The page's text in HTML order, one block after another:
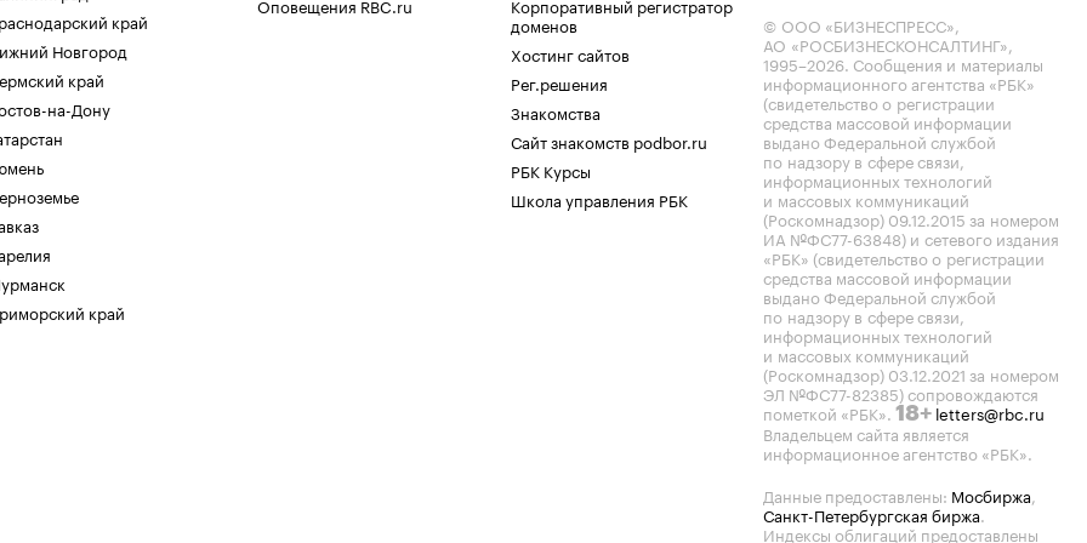
край
Новгород
край
на-Дону
край
Оповещения RBC.ru
Корпоративный регистратор
доменов
Хостинг сайтов
Рег.решения
Знакомства
Сайт знакомств podbor.ru
РБК Курсы
Школа управления РБК
© ООО «БИЗНЕСПРЕСС»,
АО «РОСБИЗНЕСКОНСАЛТИНГ»,
1995–2026. Сообщения и материалы
информационного агентства «РБК»
(свидетельство о регистрации
средства массовой информации
выдано Федеральной службой
по надзору в сфере связи,
информационных технологий
и массовых коммуникаций
(Роскомнадзор) 09.12.2015 за номером
ИА №ФС77-63848) и сетевого издания
«РБК» (свидетельство о регистрации
средства массовой информации
выдано Федеральной службой
по надзору в сфере связи,
информационных технологий
и массовых коммуникаций
(Роскомнадзор) 03.12.2021 за номером
ЭЛ №ФС77-82385) сопровождаются
пометкой «РБК». 18+ letters@rbc.ru
Владельцем сайта является
информационное агентство «РБК».
Данные предоставлены: Мосбиржа,
Санкт-Петербургская биржа.
Индексы облигаций предоставлены